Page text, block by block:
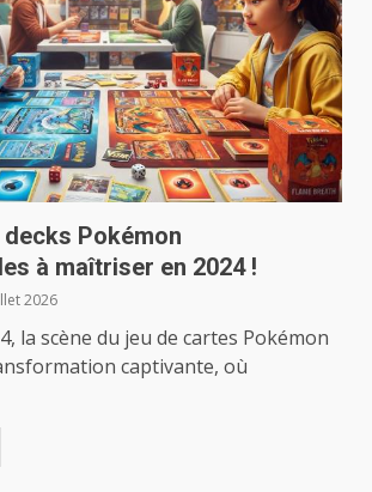
Pokémon
à maîtriser en 2024 !
2026
la scène du jeu de cartes Pokémon
captivante, où